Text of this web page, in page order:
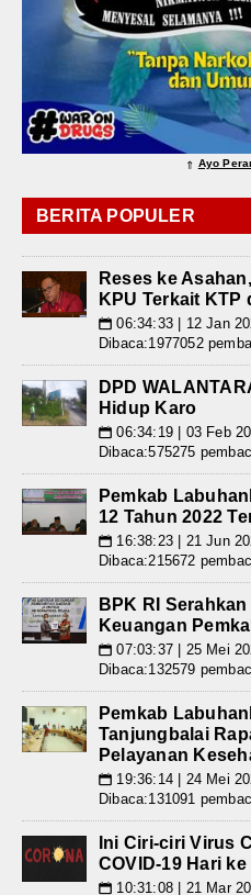
⇑ Ayo
BERITA POPULER
Reses ke
KPU Terkait KTP
📅 06:34:33 | 12 Jan
Dibaca:1977052
DPD
Hidup Karo
📅 06:34:19 | 03 Feb
Dibaca:575275
Pemkab
12 Tahun 2022
📅 16:38:23 | 21 Jun
Dibaca:215672
BPK RI
Keuangan
📅 07:03:37 | 25 Mei
Dibaca:132579
Pemkab
Tanjungbalai
Pelayanan
📅 19:36:14 | 24 Mei
Dibaca:131091
Ini Ciri-ciri Virus
COVID-19 Hari ke
📅 10:31:08 | 21 Mar